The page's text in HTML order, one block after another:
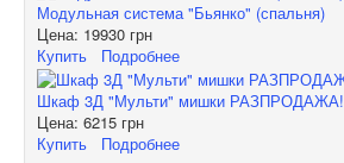
Модульная система "Бьянко" (спальня)
Цена: 19930 грн
Купить
Подробнее
Шкаф 3Д "Мульти" мишки РАЗПРОДАЖА!
Цена: 6215 грн
Купить
Подробнее